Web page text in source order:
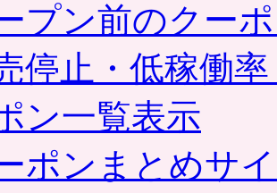
プン前のクー
停止・低稼働
ン一覧表示
ポンまとめサ